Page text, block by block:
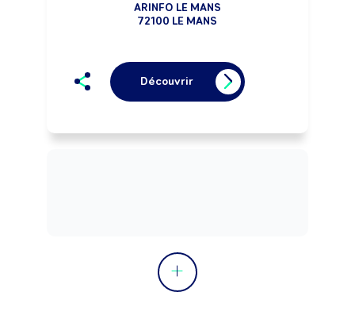
ARINFO LE MANS
72100 LE MANS
Découvrir